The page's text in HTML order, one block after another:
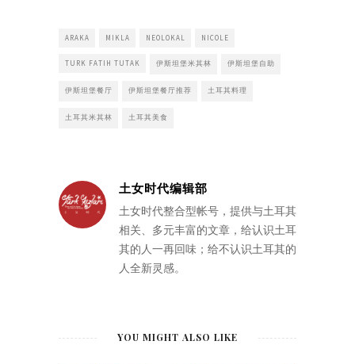
ARAKA MIKLA NEOLOKAL NICOLE
TURK FATIH TUTAK 伊斯坦堡米其林 伊斯坦堡自助
伊斯坦堡餐厅 伊斯坦堡餐厅推荐 土耳其料理
土耳其米其林 土耳其美食
土女时代编辑部
土女时代整合型帐号，提供与土耳其
相关、多元丰富的文章，给认识土耳
其的人一再回味；给不认识土耳其的
人全新灵感。
YOU MIGHT ALSO LIKE